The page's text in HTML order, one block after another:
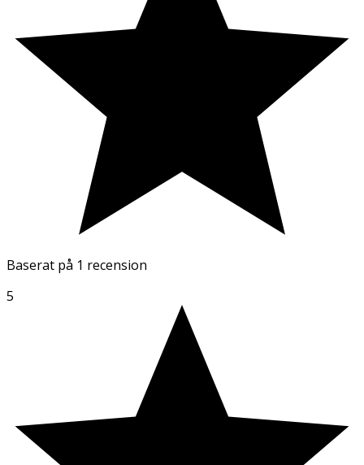
Baserat på 1 recension
5